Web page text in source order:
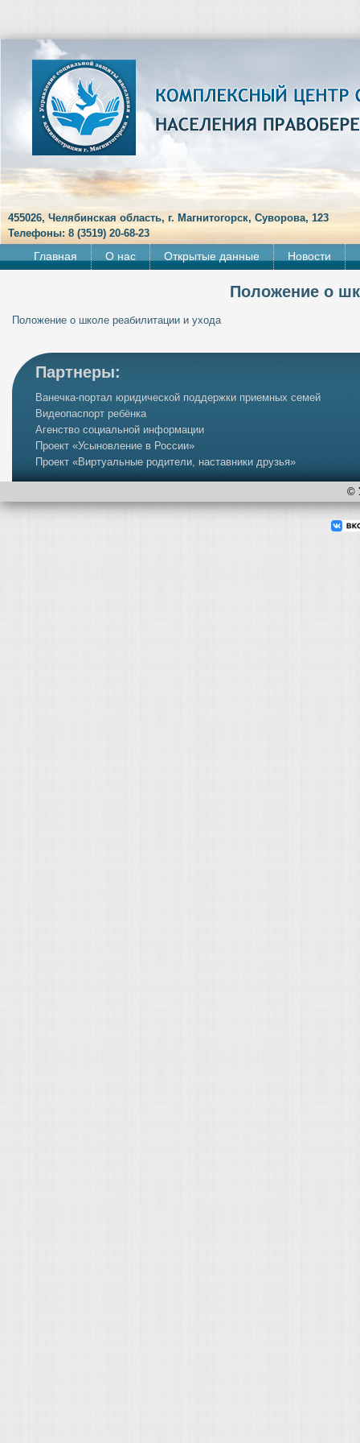
455026, Челябинская область, г. Магнитогорск, Суворова, 123
Телефоны: 8 (3519) 20-68-23
Главная О нас Открытые данные Новости
Положение о
Положение о школе реабилитации и ухода
Партнеры:
Ванечка-портал юридической поддержки приемных семей
Видеопаспорт ребёнка
Агенство социальной информации
Проект «Усыновление в России»
Проект «Виртуальные родители, наставники друзья»
©